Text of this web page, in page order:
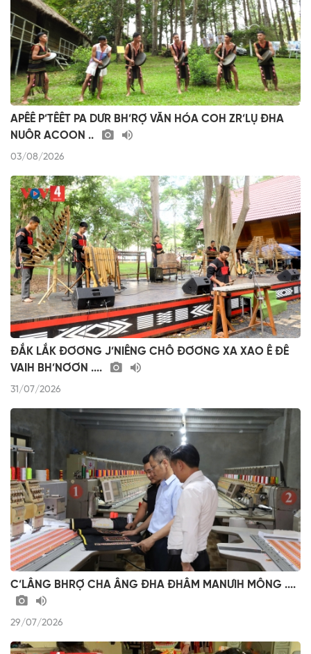
APÊÊ P’TÊÊT PA DƯR BH’RỢ VĂN HÓA COH ZR’LỤ ĐHA
NUÔR ACOON ..
03/08/2026
ĐẮK LẮK ĐƠƠNG J’NIÊNG CHÔ ĐƠƠNG XA XAO Ê ĐÊ
VAIH BH’NƠƠN ....
31/07/2026
C’LÂNG BHRỢ CHA ÂNG ĐHA ĐHÂM MANƯIH MÔNG ....
29/07/2026